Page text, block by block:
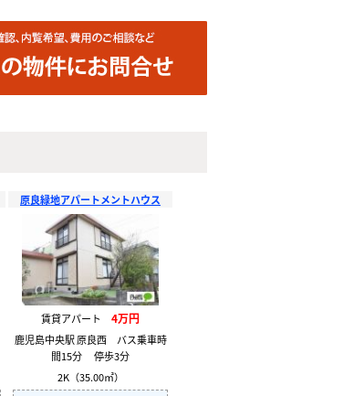
原良緑地アパートメントハウス
賃貸アパート 4万円
鹿児島中央駅 原良西 バス乗車時
間15分 停歩3分
2K（35.00㎡）